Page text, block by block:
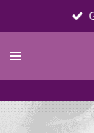
direct
naar